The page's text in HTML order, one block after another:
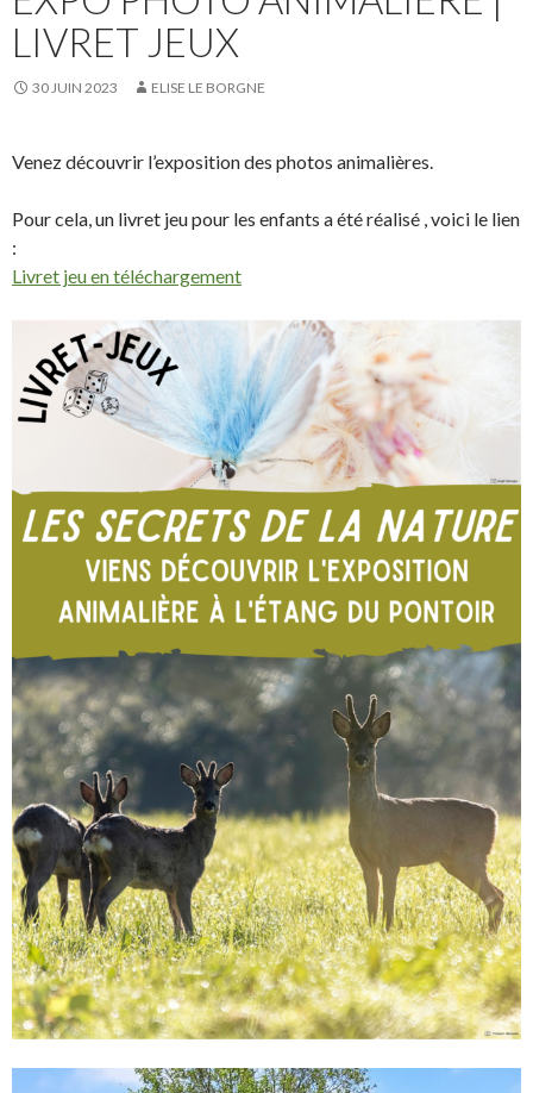
LIVRET JEUX
30 JUIN 2023 ELISE LE BORGNE
Venez découvrir l’exposition des photos animalières.
Pour cela, un livret jeu pour les enfants a été réalisé , voici le lien
:
Livret jeu en téléchargement